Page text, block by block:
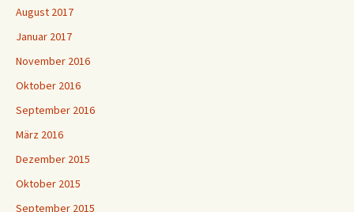
August 2017
Januar 2017
November 2016
Oktober 2016
September 2016
März 2016
Dezember 2015
Oktober 2015
September 2015